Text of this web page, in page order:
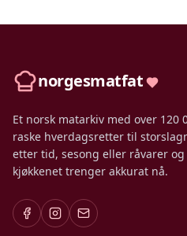
norgesmatfat
Et norsk matarkiv med over
raske hverdagsretter til
etter tid, sesong eller råvarer
kjøkkenet trenger akkurat nå.